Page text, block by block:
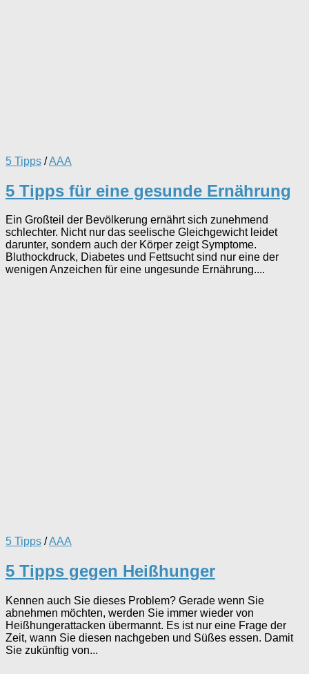
5 Tipps /AAA
5 Tipps für eine gesunde Ernährung
Ein Großteil der Bevölkerung ernährt sich zunehmend
schlechter. Nicht nur das seelische Gleichgewicht leidet
darunter, sondern auch der Körper zeigt Symptome.
Bluthockdruck, Diabetes und Fettsucht sind nur eine der
wenigen Anzeichen für eine ungesunde Ernährung....
5 Tipps /AAA
5 Tipps gegen Heißhunger
Kennen auch Sie dieses Problem? Gerade wenn Sie
abnehmen möchten, werden Sie immer wieder von
Heißhungerattacken übermannt. Es ist nur eine Frage der
Zeit, wann Sie diesen nachgeben und Süßes essen. Damit
Sie zukünftig von...